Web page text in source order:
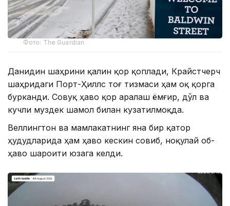
Фото: The Guardian
Данидин шаҳрини қалин қор қоплади, Крайстчерч
шаҳридаги Порт-Ҳиллс тоғ тизмаси ҳам оқ қорга
бурканди. Совуқ ҳаво қор аралаш ёмғир, дўл ва
кучли муздек шамол билан кузатилмоқда.
Веллингтон ва мамлакатнинг яна бир қатор
ҳудудларида ҳам ҳаво кескин совиб, ноқулай об-
ҳаво шароити юзага келди.